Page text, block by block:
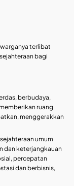
terlibat
bagi
berbudaya,
ruang
menggerakkan
umum
dan keterjangkauan
percepatan
dan berbisnis,